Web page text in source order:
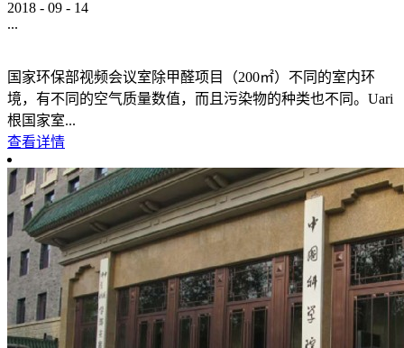
2018 - 09 - 14
...
国家环保部视频会议室除甲醛项目（200㎡）不同的室内环
境，有不同的空气质量数值，而且污染物的种类也不同。Uari
根国家室...
查看详情